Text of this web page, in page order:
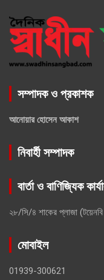
সম্পাদক ও প্রকাশক
আনোয়ার হোসেন আকাশ
নিবার্হী সম্পাদক
বার্তা ও বাণিজ্যিক
২৮/সি/৪ শাকের প্লাজা
মোবাইল
01939-300621